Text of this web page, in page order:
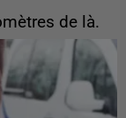
de là.